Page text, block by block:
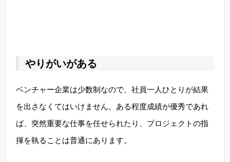
やりがいがある
ベンチャー企業は少数制なので、社員一人ひとりが結果
を出さなくてはいけません。ある程度成績が優秀であれ
ば、突然重要な仕事を任せられたり、プロジェクトの指
揮を執ることは普通にあります。